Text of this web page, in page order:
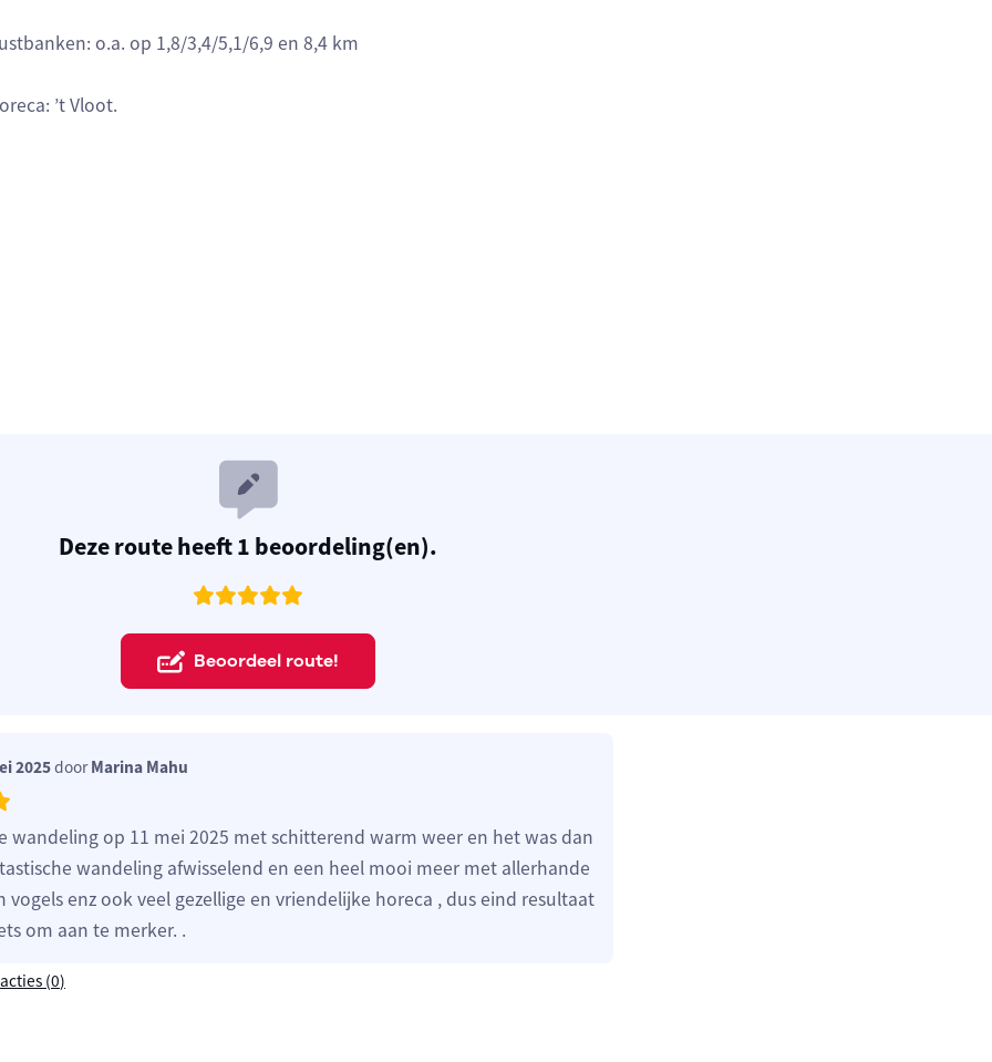
o.a. op 1,8/3,4/5,1/6,9 en 8,4 km
’t Vloot.
Deze route heeft 1 beoordeling(en).
Beoordeel route!
2025doorMarina Mahu
wandeling op 11 mei 2025 met schitterend warm weer en het was dan
wandeling afwisselend en een heel mooi meer met allerhande
vogels enz ook veel gezellige en vriendelijke horeca , dus eind resultaat
om aan te merker. .
(0)